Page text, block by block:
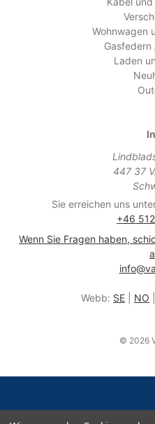
Wohnwagen
Laden
447 37
Sie erreichen uns
+46
Wenn Sie Fragen haben,
Webb: SE NO
© 2026